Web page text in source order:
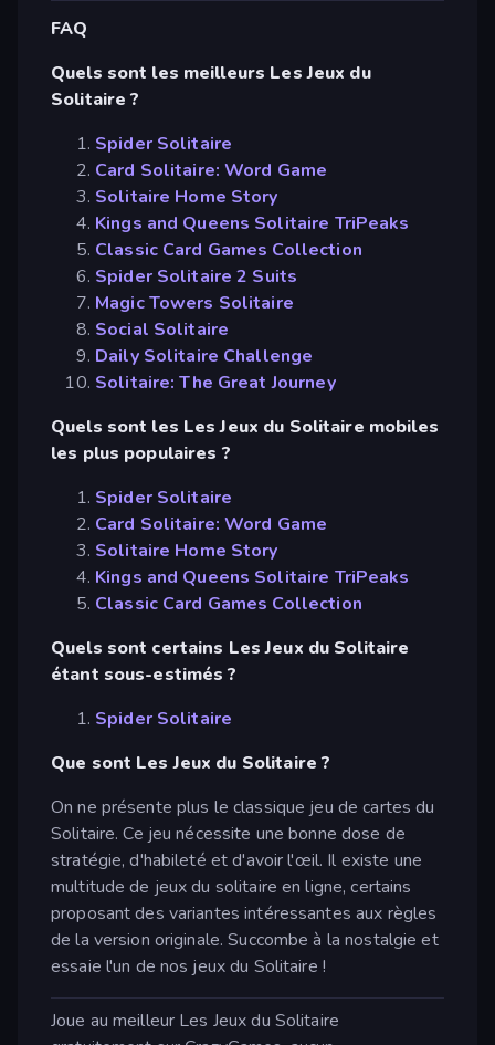
FAQ
Quels sont les meilleurs Les Jeux du
Solitaire ?
Spider Solitaire
Card Solitaire: Word Game
Solitaire Home Story
Kings and Queens Solitaire TriPeaks
Classic Card Games Collection
Spider Solitaire 2 Suits
Magic Towers Solitaire
Social Solitaire
Daily Solitaire Challenge
Solitaire: The Great Journey
Quels sont les Les Jeux du Solitaire mobiles
les plus populaires ?
Spider Solitaire
Card Solitaire: Word Game
Solitaire Home Story
Kings and Queens Solitaire TriPeaks
Classic Card Games Collection
Quels sont certains Les Jeux du Solitaire
étant sous-estimés ?
Spider Solitaire
Que sont Les Jeux du Solitaire ?
On ne présente plus le classique jeu de cartes du
Solitaire. Ce jeu nécessite une bonne dose de
stratégie, d'habileté et d'avoir l'œil. Il existe une
multitude de jeux du solitaire en ligne, certains
proposant des variantes intéressantes aux règles
de la version originale. Succombe à la nostalgie et
essaie l'un de nos jeux du Solitaire !
Joue au meilleur Les Jeux du Solitaire